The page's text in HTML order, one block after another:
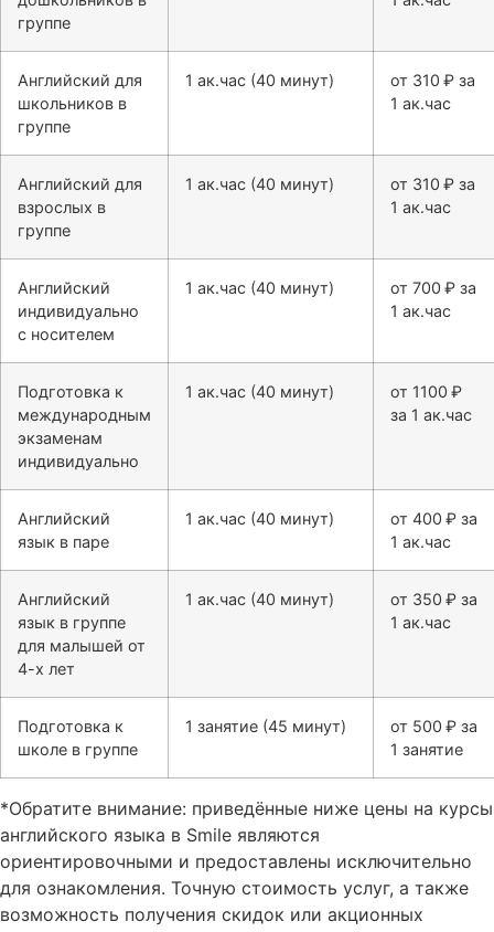
группе
Английский для
школьников в
группе
1 ак.час (40 минут)
от 310 ₽ за
1 ак.час
Английский для
взрослых в
группе
1 ак.час (40 минут)
от 310 ₽ за
1 ак.час
Английский
индивидуально
с носителем
1 ак.час (40 минут)
от 700 ₽ за
1 ак.час
Подготовка к
международным
экзаменам
индивидуально
1 ак.час (40 минут)
от 1100 ₽
за 1 ак.час
Английский
язык в паре
1 ак.час (40 минут)
от 400 ₽ за
1 ак.час
Английский
язык в группе
для малышей от
4-х лет
1 ак.час (40 минут)
от 350 ₽ за
1 ак.час
Подготовка к
школе в группе
1 занятие (45 минут)
от 500 ₽ за
1 занятие
*Обратите внимание: приведённые ниже цены на курсы
английского языка в Smile являются
ориентировочными и предоставлены исключительно
для ознакомления. Точную стоимость услуг, а также
возможность получения скидок или акционных